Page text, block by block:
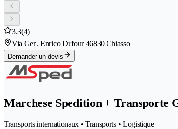
3.3(4)
Via Gen. Enrico Dufour 46830 Chiasso
Demander un devis
Marchese Spedition + Transporte
Transports internationaux • Transports • Logistique